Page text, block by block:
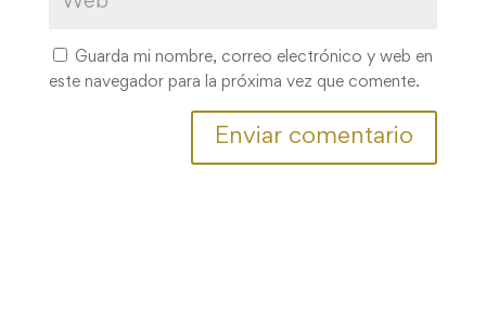
Guarda mi nombre, correo electrónico y web en
este navegador para la próxima vez que comente.